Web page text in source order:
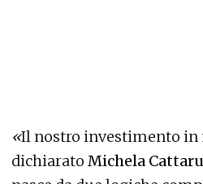
«Il nostro investimento
dichiarato Michela